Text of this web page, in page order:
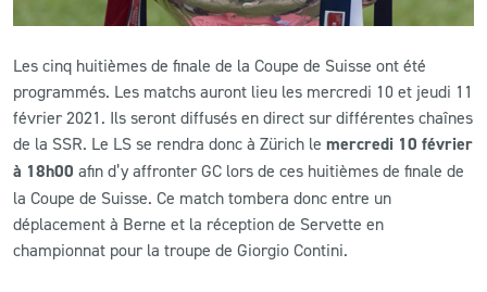
CONTACT
ACTUALITÉS
LS E-SHOP
L’APP DU LS
LS ACADEMY CAMPS
MATCH DES CELEBRITES
Les cinq huitièmes de finale de la Coupe de Suisse ont été
programmés. Les matchs auront lieu les mercredi 10 et jeudi 11
février 2021. Ils seront diffusés en direct sur différentes chaînes
de la SSR. Le LS se rendra donc à Zürich le mercredi 10 février
à 18h00 afin d’y affronter GC lors de ces huitièmes de finale de
la Coupe de Suisse. Ce match tombera donc entre un
déplacement à Berne et la réception de Servette en
championnat pour la troupe de Giorgio Contini.